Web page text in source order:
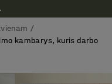
kambarys, kuris darbo